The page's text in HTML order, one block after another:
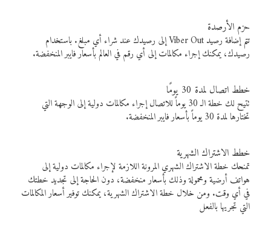
حزم الأرصدة
تتم إضافة رصيد Viber Out إلى رصيدك عند شراء أي مبلغ. باستخدام
رصيدك، يمكنك إجراء مكالمات إلى أي رقم في العالم بأسعار فايبر المنخفضة.
خطط اتصال لمدة 30 يومًا
تتيح لك خطة الـ 30 يوماً للاتصال إجراء مكالمات دولية إلى الوجهة التي
تختارها لمدة 30 يوماً بأسعار فايبر المنخفضة.
خطط الاشتراك الشهرية
تمنحك خطة الاشتراك الشهري المرونة اللازمة لإجراء مكالمات دولية إلى
هواتف أرضية ومحمولة وذلك بأسعار منخفضة، دون الحاجة إلى تجديد خطتك
في أي وقت. ومن خلال خطة الاشتراك الشهرية، يمكنك توفير أسعار المكالمات
التي تجريها بالفعل